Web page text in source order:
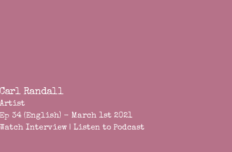
Carl Randall
Artist
Ep 34 (English) - March 1st 2021
Watch Interview | Listen to Podcast